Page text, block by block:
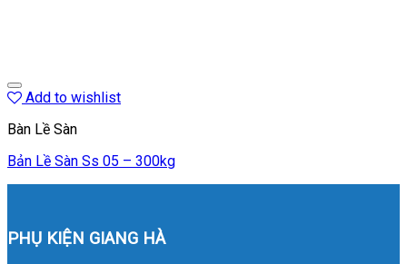
Add to wishlist
Bàn Lề Sàn
Bản Lề Sàn Ss 05 – 300kg
PHỤ KIỆN GIANG HÀ